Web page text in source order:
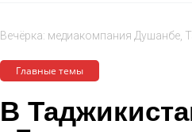
Вечёрка: медиакомпания Душанбе,
Главные темы
В